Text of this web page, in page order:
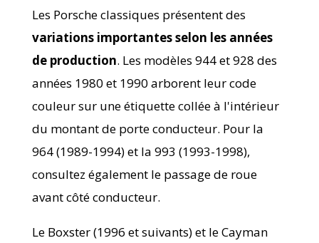
Les Porsche classiques présentent des
variations importantes selon les années
de production. Les modèles 944 et 928 des
années 1980 et 1990 arborent leur code
couleur sur une étiquette collée à l'intérieur
du montant de porte conducteur. Pour la
964 (1989-1994) et la 993 (1993-1998),
consultez également le passage de roue
avant côté conducteur.
Le Boxster (1996 et suivants) et le Cayman